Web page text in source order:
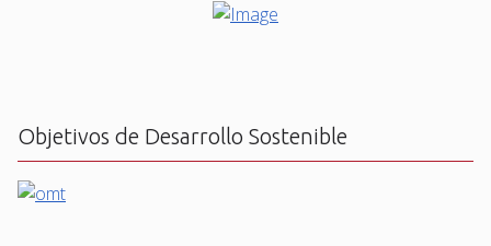
Objetivos de Desarrollo Sostenible